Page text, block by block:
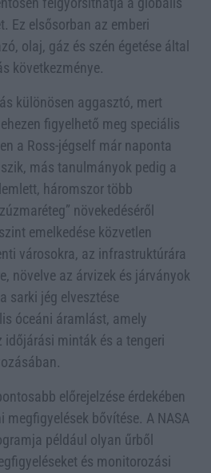
Ez elsősorban az emberi
olaj, gáz és szén égetése által
következménye.
különösen aggasztó, mert
figyelhető meg speciális
a Ross-jégself már naponta
más tanulmányok pedig a
háromszor több
növekedéséről
emelkedése közvetlen
városokra, az infrastruktúrára
növelve az árvizek és járványok
sarki jég elvesztése
óceáni áramlást, amely
időjárási minták és a tengeri
előrejelzése érdekében
bővítése. A NASA
például olyan űrből
és monitorozási